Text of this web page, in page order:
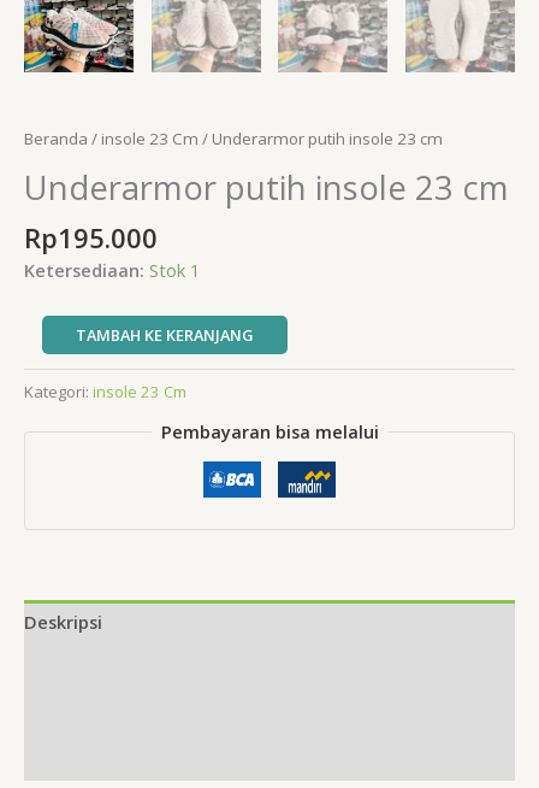
Beranda / insole 23 Cm / Underarmor putih insole 23 cm
Underarmor putih insole 23 cm
Rp195.000
Ketersediaan: Stok 1
Kuantitas
Underarmor
putih
23
TAMBAH KE KERANJANG
Kategori: insole 23 Cm
Pembayaran bisa melalui
Deskripsi